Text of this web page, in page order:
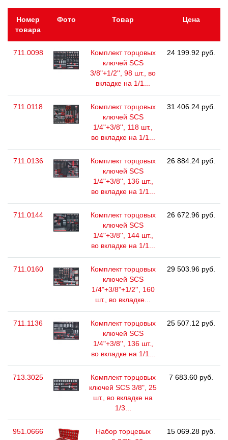
Номер
товара
Фото Товар Цена
711.0098
Комплект торцовых
ключей SCS
3/8"+1/2'', 98 шт., во
вкладке на 1/1...
24 199.92 руб.
711.0118
Комплект торцовых
ключей SCS
1/4"+3/8'', 118 шт.,
во вкладке на 1/1...
31 406.24 руб.
711.0136
Комплект торцовых
ключей SCS
1/4"+3/8'', 136 шт.,
во вкладке на 1/1...
26 884.24 руб.
711.0144
Комплект торцовых
ключей SCS
1/4"+3/8'', 144 шт.,
во вкладке на 1/1...
26 672.96 руб.
711.0160
Комплект торцовых
ключей SCS
1/4"+3/8"+1/2'', 160
шт., во вкладке...
29 503.96 руб.
711.1136
Комплект торцовых
ключей SCS
1/4"+3/8'', 136 шт.,
во вкладке на 1/1...
25 507.12 руб.
713.3025
Комплект торцовых
ключей SCS 3/8", 25
шт., во вкладке на
1/3...
7 683.60 руб.
951.0666
Набор торцевых
15 069.28 руб.